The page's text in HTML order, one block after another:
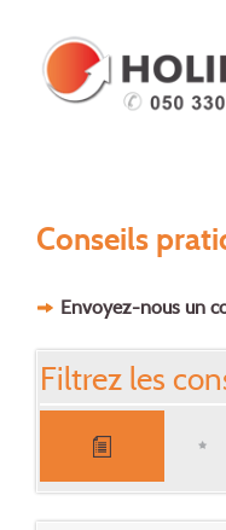
Conseils
Envoyez-nous un
Filtrez les